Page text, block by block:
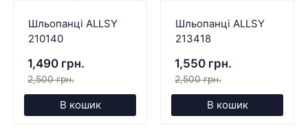
Шльопанці ALLSY
210140
1,490 грн.
2,500 грн.
В кошик
Шльопанці ALLSY
213418
1,550 грн.
2,500 грн.
В кошик